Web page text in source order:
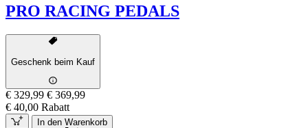
PRO RACING PEDALS
Geschenk beim Kauf
€ 329,99 € 369,99
€ 40,00 Rabatt
In den Warenkorb